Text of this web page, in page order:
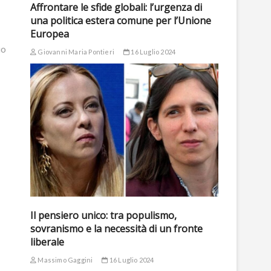
Affrontare le sfide globali: l’urgenza di
una politica estera comune per l’Unione
Europea
Giovanni Maria Pontieri 16 Luglio 2024
Il pensiero unico: tra populismo,
sovranismo e la necessità di un fronte
liberale
Massimo Gaggini 16 Luglio 2024